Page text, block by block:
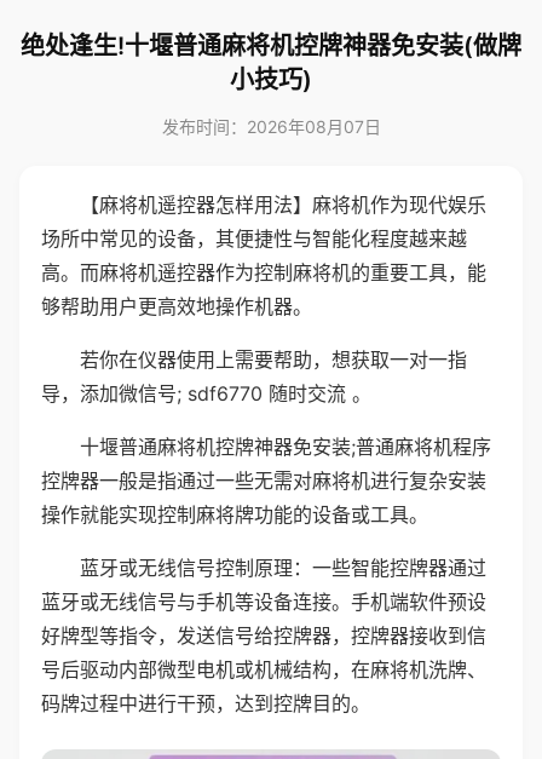
绝处逢生!十堰普通麻将机控牌神器免安装(做牌
小技巧)
发布时间：2026年08月07日
【麻将机遥控器怎样用法】麻将机作为现代娱乐
场所中常见的设备，其便捷性与智能化程度越来越
高。而麻将机遥控器作为控制麻将机的重要工具，能
够帮助用户更高效地操作机器。
若你在仪器使用上需要帮助，想获取一对一指
导，添加微信号; sdf6770 随时交流 。
十堰普通麻将机控牌神器免安装;普通麻将机程序
控牌器一般是指通过一些无需对麻将机进行复杂安装
操作就能实现控制麻将牌功能的设备或工具。
蓝牙或无线信号控制原理：一些智能控牌器通过
蓝牙或无线信号与手机等设备连接。手机端软件预设
好牌型等指令，发送信号给控牌器，控牌器接收到信
号后驱动内部微型电机或机械结构，在麻将机洗牌、
码牌过程中进行干预，达到控牌目的。